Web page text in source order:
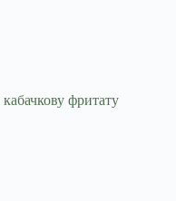
кабачкову фритату